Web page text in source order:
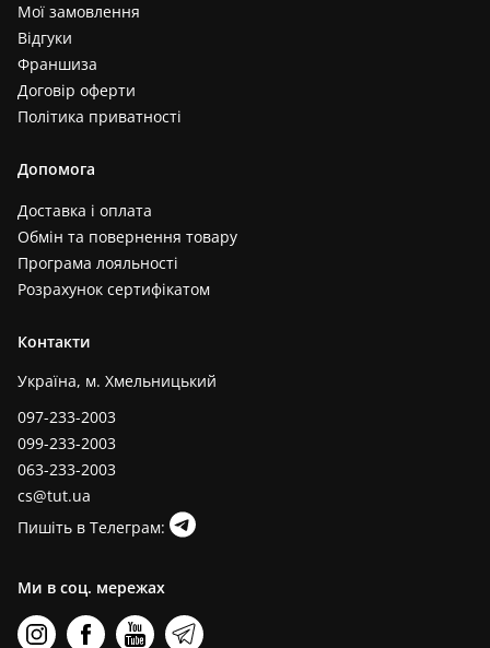
Мої замовлення
Відгуки
Франшиза
Договір оферти
Політика приватності
Допомога
Доставка і оплата
Обмін та повернення товару
Програма лояльності
Розрахунок сертифікатом
Контакти
Україна, м. Хмельницький
097-233-2003
099-233-2003
063-233-2003
cs@tut.ua
Пишіть в Телеграм:
Ми в соц. мережах